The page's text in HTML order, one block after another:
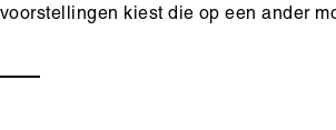
voorstellingen kiest die op een ander